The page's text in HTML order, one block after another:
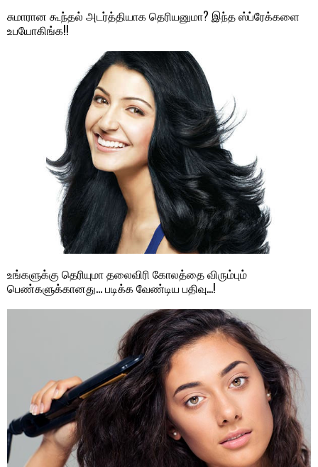
சுமாரான கூந்தல் அடர்த்தியாக தெரியனுமா? இந்த ஸ்ப்ரேக்களை
உபயோகிங்க!!
உங்களுக்கு தெரியுமா தலைவிரி கோலத்தை விரும்பும்
பெண்களுக்கானது… படிக்க வேண்டிய பதிவு…!